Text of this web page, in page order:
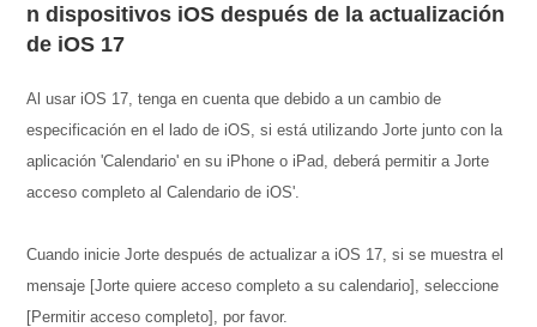
n dispositivos iOS después de la actualización
de iOS 17
Al usar iOS 17, tenga en cuenta que debido a un cambio de
especificación en el lado de iOS, si está utilizando Jorte junto con la
aplicación 'Calendario' en su iPhone o iPad, deberá permitir a Jorte
acceso completo al Calendario de iOS'.
Cuando inicie Jorte después de actualizar a iOS 17, si se muestra el
mensaje [Jorte quiere acceso completo a su calendario], seleccione
[Permitir acceso completo], por favor.